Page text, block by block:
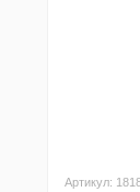
Артикул: